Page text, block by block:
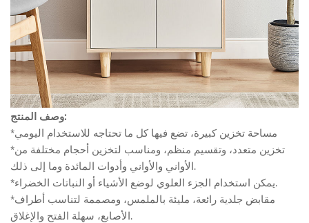
وصف المنتج:
*مساحة تخزين كبيرة، تضع فيها كل ما تحتاجه للاستخدام اليومي
*تخزين متعدد، وتقسيم منظم، ومناسب لتخزين أحجام مختلفة من
الأواني والأواني وأدوات المائدة وما إلى ذلك.
*يمكن استخدام الجزء العلوي لوضع الأشياء أو النباتات الخضراء.
*مقابض جلدية رائعة، مليئة بالملمس، ومصممة لتناسب أطراف
الأصابع، سهلة الفتح والإغلاق.